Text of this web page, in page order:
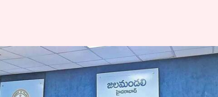
Hyderabad: హైదరాబాద్ వాసులకు
వాటర్ బోర్డ్ హెచ్చరికలు జారీ.. ఆలా
చేస్తే భారీ జరిమానా, కనెక్షన్ కట్!